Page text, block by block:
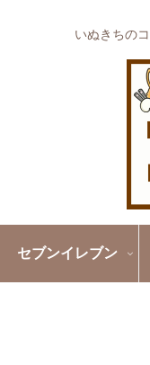
いぬきちの
セブンイレブン